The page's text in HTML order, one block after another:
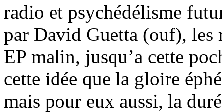
radio et psychédélisme
par David Guetta (ouf), les
EP malin, jusqu’a cette
cette idée que la gloire
mais pour eux aussi, la